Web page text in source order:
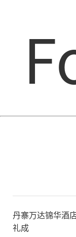
丹寨万达锦华酒
礼成